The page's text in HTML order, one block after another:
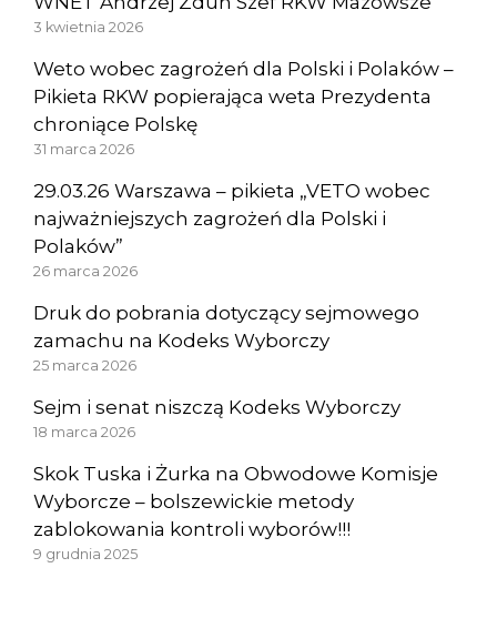
3 kwietnia 2026
Weto wobec zagrożeń dla Polski i Polaków –
Pikieta RKW popierająca weta Prezydenta
chroniące Polskę
31 marca 2026
29.03.26 Warszawa – pikieta „VETO wobec
najważniejszych zagrożeń dla Polski i
Polaków”
26 marca 2026
Druk do pobrania dotyczący sejmowego
zamachu na Kodeks Wyborczy
25 marca 2026
Sejm i senat niszczą Kodeks Wyborczy
18 marca 2026
Skok Tuska i Żurka na Obwodowe Komisje
Wyborcze – bolszewickie metody
zablokowania kontroli wyborów!!!
9 grudnia 2025